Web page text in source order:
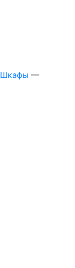
Шкафы —